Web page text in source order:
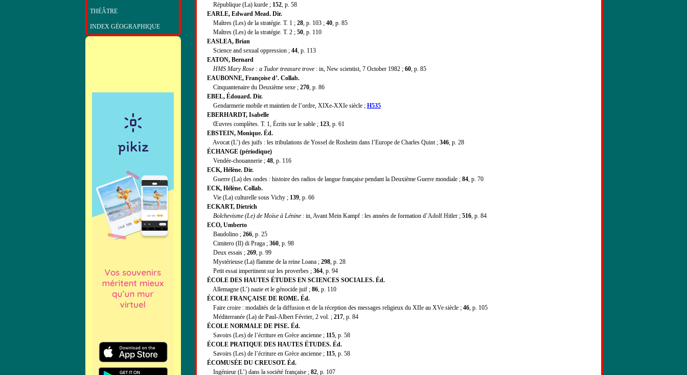
THÉÂTRE
INDEX GÉOGRAPHIQUE
République (La) kurde ; 152, p. 58
EARLE, Edward Mead. Dir.
Maîtres (Les) de la stratégie. T. 1 ; 28, p. 103 ; 40, p. 85
Maîtres (Les) de la stratégie. T. 2 ; 50, p. 110
EASLEA, Brian
Science and sexual oppression ; 44, p. 113
EATON, Bernard
HMS Mary Rose : a Tudor treasure trove: in, New scientist, 7 October 1982 ; 60, p. 85
EAUBONNE, Françoise d’. Collab.
Cinquantenaire du Deuxième sexe ; 270, p. 86
EBEL, Édouard. Dir.
Gendarmerie mobile et maintien de l’ordre, XIXe-XXIe siècle ; H535
EBERHARDT, Isabelle
Œuvres complètes. T. 1, Écrits sur le sable ; 123, p. 61
EBSTEIN, Monique. Éd.
Avocat (L’) des juifs : les tribulations de Yossel de Rosheim dans l’Europe de Charles Quint ; 346, p. 28
ÉCHANGE (périodique)
Vendée-chouannerie ; 48, p. 116
ECK, Hélène. Dir.
Guerre (La) des ondes : histoire des radios de langue française pendant la Deuxième Guerre mondiale ; 84, p. 70
ECK, Hélène. Collab.
Vie (La) culturelle sous Vichy ; 139, p. 66
ECKART, Dietrich
Bolchevisme (Le) de Moïse à Lénine: in, Avant Mein Kampf : les années de formation d’Adolf Hitler ; 516, p. 84
ECO, Umberto
Baudolino ; 266, p. 25
Cimitero (Il) di Praga ; 360, p. 98
Deux essais ; 269, p. 99
Mystérieuse (La) flamme de la reine Loana ; 298, p. 28
Petit essai impertinent sur les proverbes ; 364, p. 94
ÉCOLE DES HAUTES ÉTUDES EN SCIENCES SOCIALES. Éd.
Allemagne (L’) nazie et le génocide juif ; 86, p. 110
ÉCOLE FRANÇAISE DE ROME. Éd.
Faire croire : modalités de la diffusion et de la réception des messages religieux du XIIe au XVe siècle ; 46, p. 105
Méditerranée (La) de Paul-Albert Février, 2 vol. ; 217, p. 84
ÉCOLE NORMALE DE PISE. Éd.
Savoirs (Les) de l’écriture en Grèce ancienne ; 115, p. 58
ÉCOLE PRATIQUE DES HAUTES ÉTUDES. Éd.
Savoirs (Les) de l’écriture en Grèce ancienne ; 115, p. 58
ÉCOMUSÉE DU CREUSOT. Éd.
Ingénieur (L’) dans la société française ; 82, p. 107